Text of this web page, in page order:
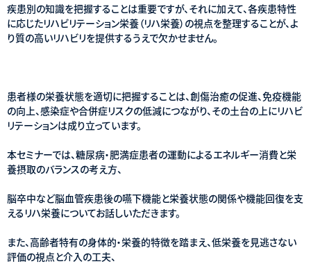
疾患別の知識を把握することは重要ですが、それに加えて、各疾患特性
に応じたリハビリテーション栄養（リハ栄養）の視点を整理することが、よ
り質の高いリハビリを提供するうえで欠かせません。
患者様の栄養状態を適切に把握することは、創傷治癒の促進、免疫機能
の向上、感染症や合併症リスクの低減につながり、その土台の上にリハビ
リテーションは成り立っています。
本セミナーでは、糖尿病・肥満症患者の運動によるエネルギー消費と栄
養摂取のバランスの考え方、
脳卒中など脳血管疾患後の嚥下機能と栄養状態の関係や機能回復を支
えるリハ栄養についてお話しいただきます。
また、高齢者特有の身体的・栄養的特徴を踏まえ、低栄養を見逃さない
評価の視点と介入の工夫、